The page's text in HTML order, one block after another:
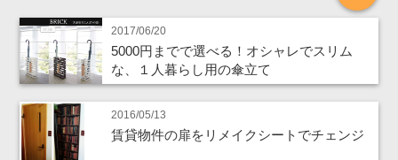
2017/06/20
5000円までで選べる！オシャレでスリム
な、１人暮らし用の傘立て
2016/05/13
賃貸物件の扉をリメイクシートでチェンジ